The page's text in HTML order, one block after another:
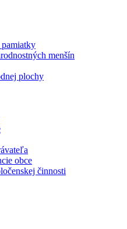
menšín
plochy
obce
činnosti